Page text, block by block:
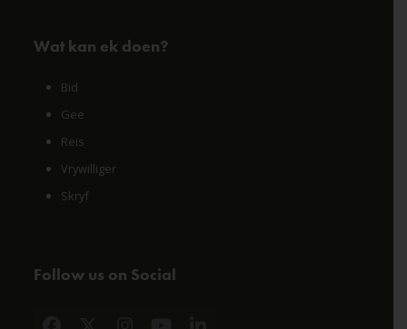
Wat kan ek doen?
Bid
Gee
Reis
Vrywilliger
Skryf
Follow us on Social